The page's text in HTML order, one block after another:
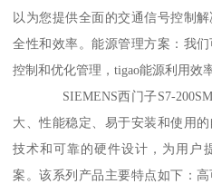
以为您提供全面的交通信号控制
全性和效率。能源管理方案：我
控制和优化管理，tigao能源利用效
SIEMENS西门子S7-
大、性能稳定、易于安装和使用
技术和可靠的硬件设计，为用户
案。该系列产品主要特点如下：